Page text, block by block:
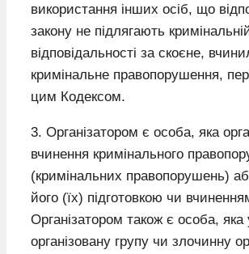
використання інших осіб, що
закону не підлягають
відповідальності за скоєне,
кримінальне правопорушення,
цим Кодексом.
3. Організатором є особа, яка
вчинення кримінального
(кримінальних правопорушень)
його (їх) підготовкою чи
Організатором також є особа, яка
організовану групу чи злочинну